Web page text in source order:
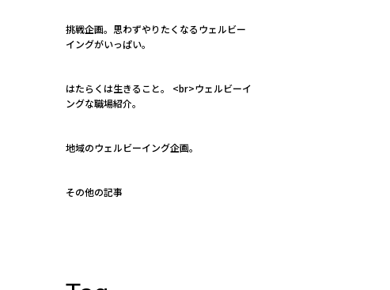
挑戦企画。思わずやりたくなるウェルビー
イングがいっぱい。
はたらくは生きること。 <br>ウェルビーイ
ングな職場紹介。
地域のウェルビーイング企画。
その他の記事